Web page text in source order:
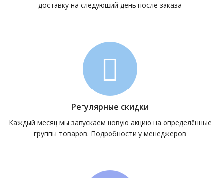
доставку на следующий день после заказа
Регулярные скидки
Каждый месяц мы запускаем новую акцию на определённые
группы товаров. Подробности у менеджеров